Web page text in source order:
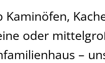
Kaminöfen,
oder
–